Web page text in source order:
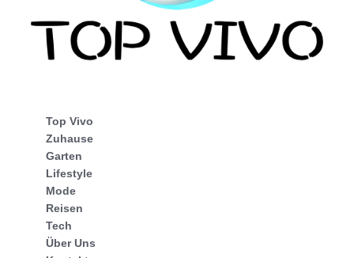
Top Vivo
Zuhause
Garten
Lifestyle
Mode
Reisen
Tech
Über Uns